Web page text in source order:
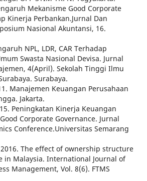
Mekanisme Good Corporate
Kinerja Perbankan.Jurnal Dan
Nasional Akuntansi, 16.
NPL, LDR, CAR Terhadap
Swasta Nasional Devisa. Jurnal
4(April). Sekolah Tinggi Ilmu
Surabaya.
Manajemen Keuangan Perusahaan
Jakarta.
Peningkatan Kinerja Keuangan
Corporate Governance. Jurnal
Conference.Universitas Semarang
The effect of ownership structure
in Malaysia. International Journal of
Management, Vol. 8(6). FTMS